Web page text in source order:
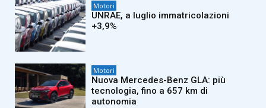
Motori
UNRAE, a luglio immatricolazioni
+3,9%
Motori
Nuova Mercedes-Benz GLA: più
tecnologia, fino a 657 km di
autonomia